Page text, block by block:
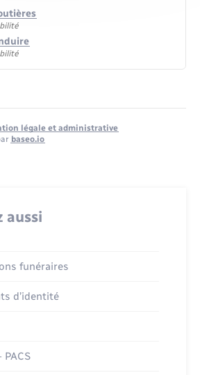
légale et administrative
baseo.io
aussi
funéraires
d’identité
PACS